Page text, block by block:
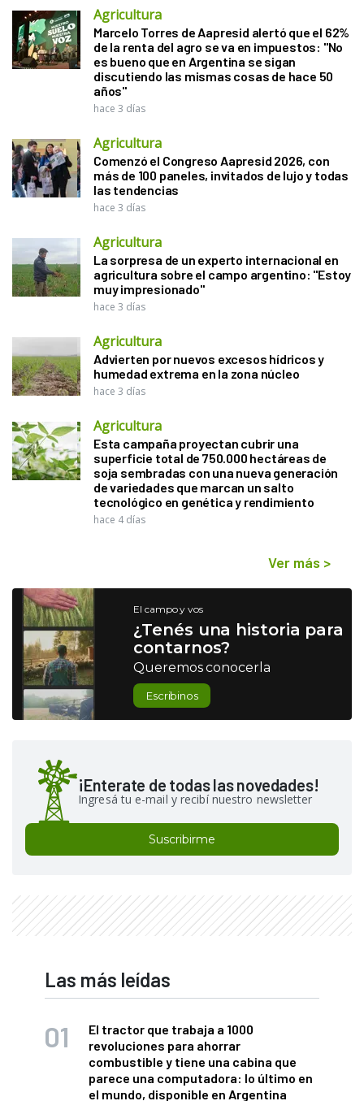
Agricultura
Marcelo Torres de Aapresid alertó que el 62%
de la renta del agro se va en impuestos: "No
es bueno que en Argentina se sigan
discutiendo las mismas cosas de hace 50
años"
hace 3 días
Agricultura
Comenzó el Congreso Aapresid 2026, con
más de 100 paneles, invitados de lujo y todas
las tendencias
hace 3 días
Agricultura
La sorpresa de un experto internacional en
agricultura sobre el campo argentino: "Estoy
muy impresionado"
hace 3 días
Agricultura
Advierten por nuevos excesos hídricos y
humedad extrema en la zona núcleo
hace 3 días
Agricultura
Esta campaña proyectan cubrir una
superficie total de 750.000 hectáreas de
soja sembradas con una nueva generación
de variedades que marcan un salto
tecnológico en genética y rendimiento
hace 4 días
Ver más >
El campo y vos
¿Tenés una historia para
contarnos?
Queremos conocerla
Escribinos
¡Enterate de todas las novedades!
Ingresá tu e-mail y recibí nuestro newsletter
Suscribirme
Las más leídas
El tractor que trabaja a 1000
revoluciones para ahorrar
combustible y tiene una cabina que
parece una computadora: lo último en
el mundo, disponible en Argentina